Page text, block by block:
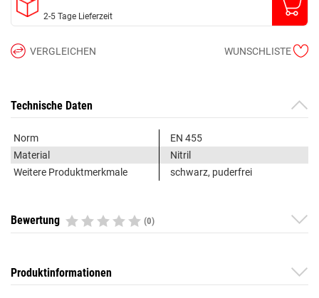
2-5 Tage Lieferzeit
VERGLEICHEN WUNSCHLISTE
Technische Daten
Norm
EN 455
Material
Nitril
Weitere Produktmerkmale
schwarz, puderfrei
Bewertung (0)
Produktinformationen